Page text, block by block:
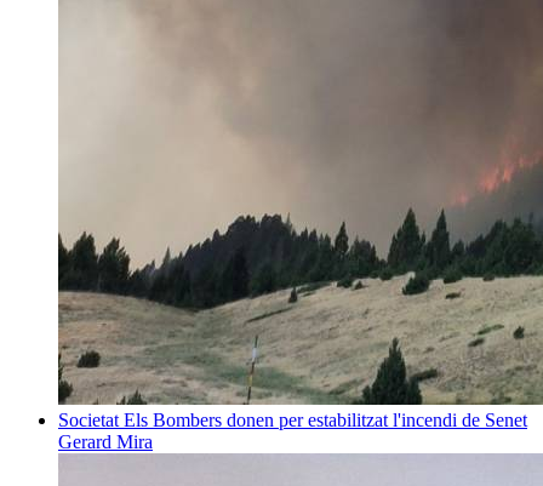
Societat Els Bombers donen per estabilitzat l'incendi de Senet
Gerard Mira